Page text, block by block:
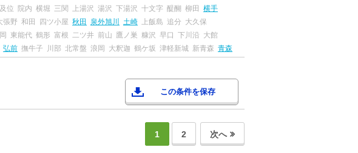
及位 院内 横堀 三関 上湯沢 湯沢 下湯沢 十文字 醍醐 柳田
横手
張野 和田 四ツ小屋 秋田 泉外旭川 土崎 上飯島 追分 大久保
東能代 鶴形 富根 二ツ井 前山 鷹ノ巣 糠沢 早口 下川沿 大館
弘前 撫牛子 川部 北常盤 浪岡 大釈迦 鶴ケ坂 津軽新城 新青森 青森
この条件を保存
1 2 次へ